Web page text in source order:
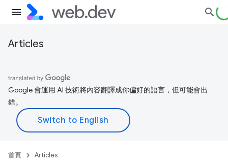
Articles
Google 會運用 AI 技術將內容翻譯成你偏好的語言，但可能會出
錯。
首頁 Articles